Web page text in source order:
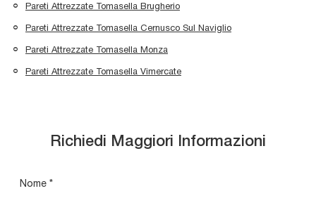
Pareti Attrezzate Tomasella Brugherio
Pareti Attrezzate Tomasella Cernusco Sul Naviglio
Pareti Attrezzate Tomasella Monza
Pareti Attrezzate Tomasella Vimercate
Richiedi Maggiori Informazioni